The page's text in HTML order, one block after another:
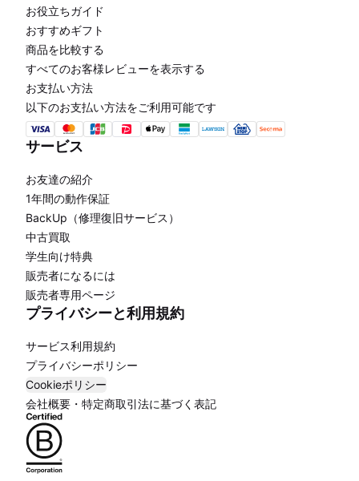
お役立ちガイド
おすすめギフト
商品を比較する
すべてのお客様レビューを表示する
お支払い方法
以下のお支払い方法をご利用可能です
サービス
お友達の紹介
1年間の動作保証
BackUp（修理復旧サービス）
中古買取
学生向け特典
販売者になるには
販売者専用ページ
プライバシーと利用規約
サービス利用規約
プライバシーポリシー
Cookieポリシー
会社概要・特定商取引法に基づく表記